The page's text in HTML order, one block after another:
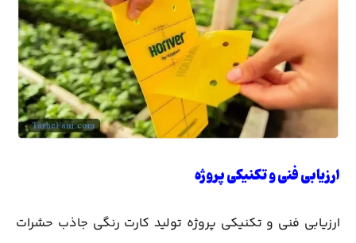
ارزیابی فنی و تکنیکی پروژه
ارزیابی فنی و تکنیکی پروژه تولید کارت رنگی جاذب حشرات